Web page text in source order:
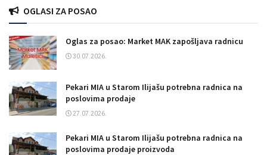
OGLASI ZA POSAO
Oglas za posao: Market MAK zapošljava radnicu
30.07.2026.
Pekari MIA u Starom Ilijašu potrebna radnica na
poslovima prodaje
27.07.2026.
Pekari MIA u Starom Ilijašu potrebna radnica na
poslovima prodaje proizvoda